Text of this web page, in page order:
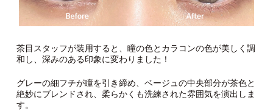
茶目スタッフが装用すると、瞳の色とカラコンの色が美しく調
和し、深みのある印象に変わりました！
グレーの細フチが瞳を引き締め、ベージュの中央部分が茶色と
絶妙にブレンドされ、柔らかくも洗練された雰囲気を演出しま
す。